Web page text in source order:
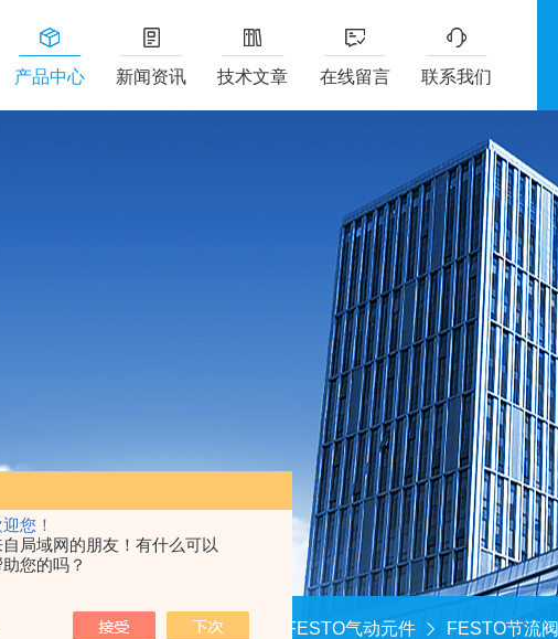
您！
自局域网的朋友！有什么可以
您的吗？
产品中心 新闻资讯 技术文章 在线留言 联系我们
首页 产品中心 德国FESTO气动元件 FESTO节流阀